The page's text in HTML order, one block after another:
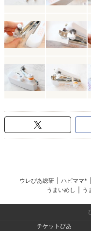
ウレぴあ総研 ハピママ*
うまいめし
う
チケットぴあ